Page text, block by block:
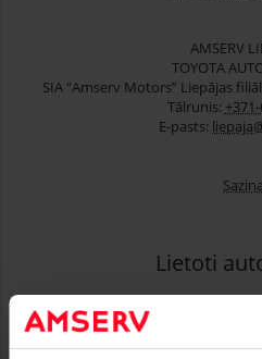
AMSERV
TOYOTA
SIA “Amserv Motors” Liepājas
Tālrunis:
E-pasts:
Saziņa
Lietoti